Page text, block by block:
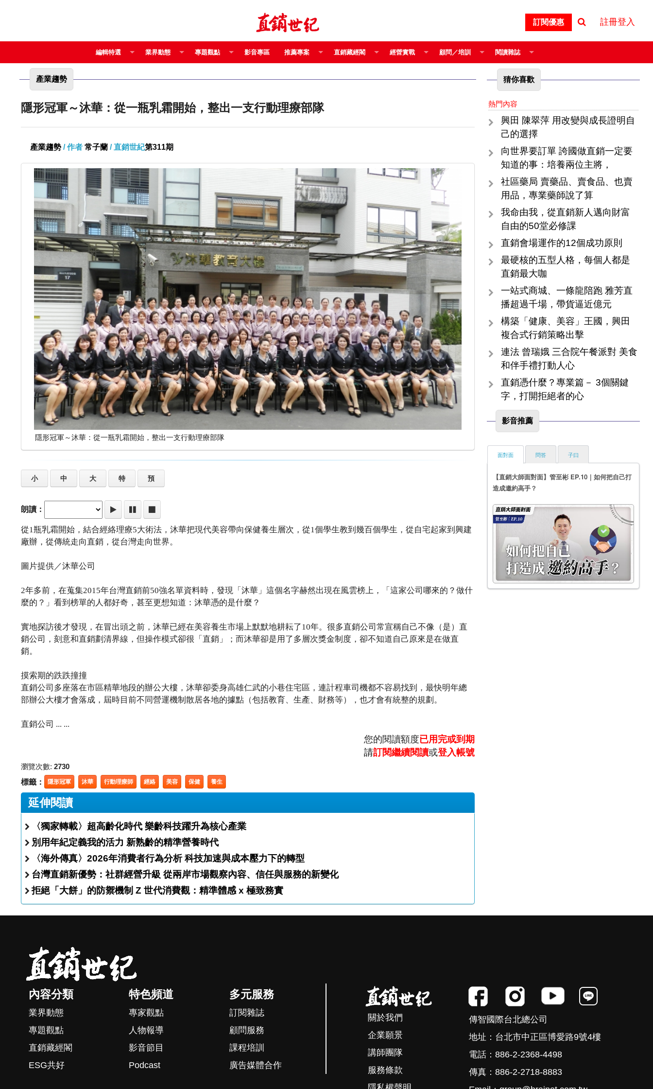
訂閱優惠 註冊登入
編輯特選 業界動態 專題觀點 影音專區 推薦專案 直銷藏經閣 經營實戰 顧問／培訓 閱讀雜誌
產業趨勢
隱形冠軍～沐華：從一瓶乳霜開始，整出一支行動理療部隊
產業趨勢 / 作者 常子蘭 / 直銷世紀第311期
隱形冠軍～沐華：從一瓶乳霜開始，整出一支行動理療部隊
小 中 大 特 預
朗讀：
從1瓶乳霜開始，結合經絡理療5大術法，沐華把現代美容帶向保健養生層次，從1個學生教到幾百個學生，從自宅起家到興建
廠辦，從傳統走向直銷，從台灣走向世界。
圖片提供／沐華公司
2年多前，在蒐集2015年台灣直銷前50強名單資料時，發現「沐華」這個名字赫然出現在風雲榜上，「這家公司哪來的？做什
麼的？」看到榜單的人都好奇，甚至更想知道：沐華憑的是什麼？
實地探訪後才發現，在冒出頭之前，沐華已經在美容養生市場上默默地耕耘了10年。很多直銷公司常宣稱自己不像（是）直
銷公司，刻意和直銷劃清界線，但操作模式卻很「直銷」；而沐華卻是用了多層次獎金制度，卻不知道自己原來是在做直
銷。
摸索期的跌跌撞撞
直銷公司多座落在市區精華地段的辦公大樓，沐華卻委身高雄仁武的小巷住宅區，連計程車司機都不容易找到，最快明年總
部辦公大樓才會落成，屆時目前不同營運機制散居各地的據點（包括教育、生產、財務等），也才會有統整的規劃。
直銷公司 ... ...
您的閱讀額度已用完或到期
請訂閱繼續閱讀或登入帳號
瀏覽次數: 2730
標籤： 隱形冠軍 沐華 行動理療師 經絡 美容 保健 養生
延伸閱讀
〈獨家轉載〉超高齡化時代 樂齡科技躍升為核心產業
別用年紀定義我的活力 新熟齡的精準營養時代
〈海外傳真〉2026年消費者行為分析 科技加速與成本壓力下的轉型
台灣直銷新優勢：社群經營升級 從兩岸市場觀察內容、信任與服務的新變化
拒絕「大餅」的防禦機制 Z 世代消費觀：精準體感 x 極致務實
猜你喜歡
熱門內容
興田 陳翠萍 用改變與成長證明自
己的選擇
向世界要訂單 誇國做直銷一定要
知道的事：培養兩位主將，
社區藥局 賣藥品、賣食品、也賣
用品，專業藥師說了算
我命由我，從直銷新人邁向財富
自由的50堂必修課
直銷會場運作的12個成功原則
最硬核的五型人格，每個人都是
直銷最大咖
一站式商城、一條龍陪跑 雅芳直
播超過千場，帶貨逼近億元
構築「健康、美容」王國，興田
複合式行銷策略出擊
連法 曾瑞娥 三合院午餐派對 美食
和伴手禮打動人心
直銷憑什麼？專業篇－ 3個關鍵
字，打開拒絕者的心
影音推薦
面對面
【直銷大師面對面】管至彬 EP.10｜如何把自己打
造成邀約高手？
問答 子曰
內容分類
業界動態
專題觀點
直銷藏經閣
ESG共好
特色頻道
專家觀點
人物報導
影音節目
Podcast
多元服務
訂閱雜誌
顧問服務
課程培訓
廣告媒體合作
關於我們
企業願景
講師團隊
服務條款
傳智國際台北總公司
地址：台北市中正區博愛路9號4樓
電話：886-2-2368-4498
傳真：886-2-2718-8883